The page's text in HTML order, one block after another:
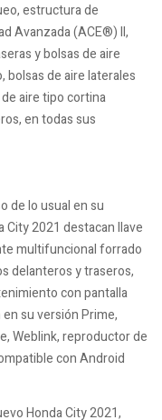
estructura de
Avanzada (ACE®) II,
y bolsas de aire
bolsas de aire laterales
aire tipo cortina
en todas sus
de lo usual en su
2021 destacan llave
multifuncional forrado
delanteros y traseros,
con pantalla
su versión Prime,
Weblink, reproductor de
con Android
Honda City 2021,